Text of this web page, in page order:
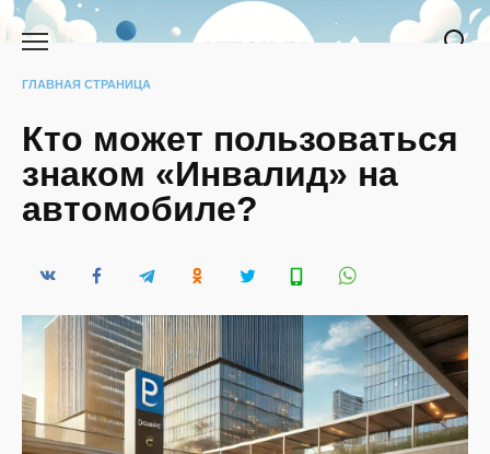
Перейти
ГЛАВНАЯ СТРАНИЦА
Кто может пользоваться
знаком «Инвалид» на
автомобиле?